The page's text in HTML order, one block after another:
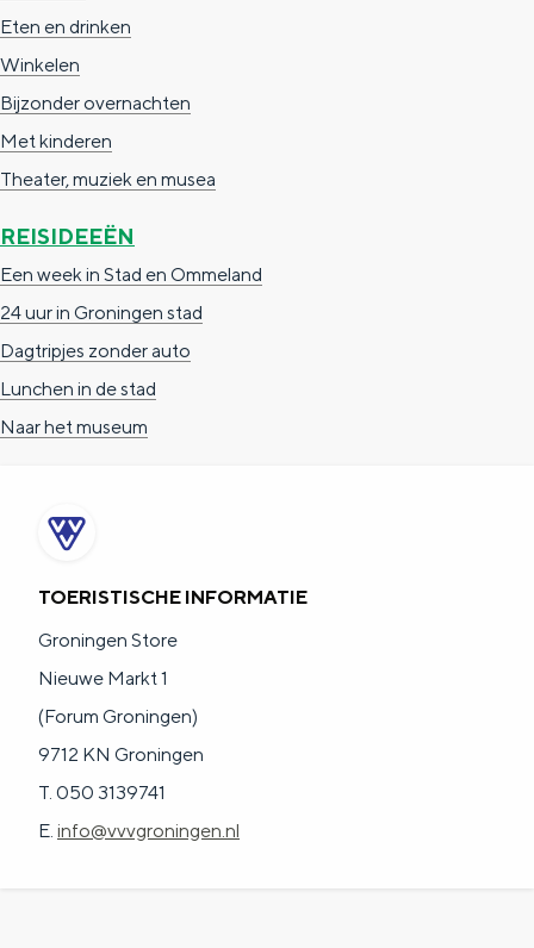
Eten en drinken
Winkelen
Bijzonder overnachten
Met kinderen
Theater, muziek en musea
REISIDEEËN
Een week in Stad en Ommeland
24 uur in Groningen stad
Dagtripjes zonder auto
Lunchen in de stad
Naar het museum
TOERISTISCHE INFORMATIE
Groningen Store
Nieuwe Markt 1
(Forum Groningen)
9712 KN Groningen
T. 050 3139741
E. info@vvvgroningen.nl